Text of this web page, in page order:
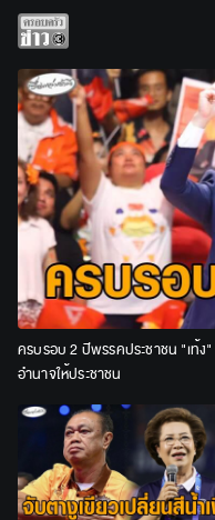
ครบรอบ 2 ปีพรรคประชาชน "เท้ง
อำนาจให้ประชาชน